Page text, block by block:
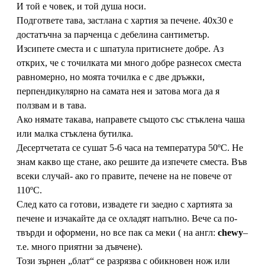
И той е човек, и той душа носи.
Подгответе тава, застлана с хартия за печене. 40х30 е
достатъчна за парченца с дебелина сантиметър.
Изсипете сместа и с шпатула притиснете добре. Аз
открих, че с точилката ми много добре разнесох сместа
равномерно, но моята точилка е с две дръжки,
перпендикулярно на самата нея и затова мога да я
ползвам и в тава.
Ако нямате такава, направете същото със стъклена чаша
или малка стъклена бутилка.
Десертчетата се сушат 5-6 часа на температура 50ºС. Не
знам какво ще стане, ако решите да изпечете сместа. Във
всеки случай- ако го правите, печене на не повече от
110ºС.
След като са готови, извадете ги заедно с хартията за
печене и изчакайте да се охладят напълно. Вече са по-
твърди и оформени, но все пак са меки ( на англ: chewy–
т.е. много приятни за дъвчене).
Този зърнен „блат“ се разрязва с обикновен нож или